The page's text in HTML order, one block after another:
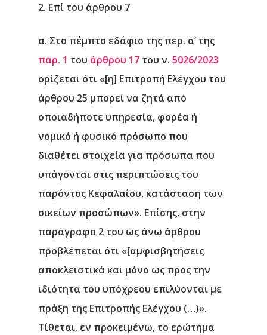
2. Επί του άρθρου 7
α. Στο πέμπτο εδάφιο της περ. α’ της
παρ. 1 του άρθρου 17 του ν. 5026/2023
ορίζεται ότι «[η] Επιτροπή Ελέγχου του
άρθρου 25 μπορεί να ζητά από
οποιαδήποτε υπηρεσία, φορέα ή
νομικό ή φυσικό πρόσωπο που
διαθέτει στοιχεία για πρόσωπα που
υπάγονται στις περιπτώσεις του
παρόντος Κεφαλαίου, κατάσταση των
οικείων προσώπων». Επίσης, στην
παράγραφο 2 του ως άνω άρθρου
προβλέπεται ότι «[αμφισβητήσεις
αποκλειστικά και μόνο ως προς την
ιδιότητα του υπόχρεου επιλύονται με
πράξη της Επιτροπής Ελέγχου (…)».
Τίθεται, εν προκειμένω, το ερώτημα